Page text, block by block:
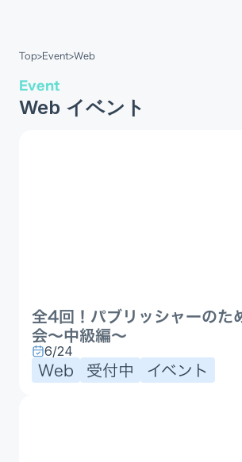
Top>Event>Web
Event
Web イベント
全4回！パブリッシャーのた
会〜中級編〜
6/24
Web 受付中 イベント